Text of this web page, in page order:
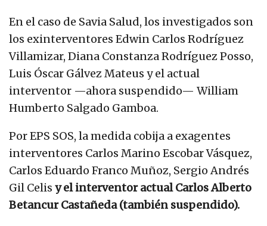
En el caso de Savia Salud, los investigados son
los exinterventores Edwin Carlos Rodríguez
Villamizar, Diana Constanza Rodríguez Posso,
Luis Óscar Gálvez Mateus y el actual
interventor —ahora suspendido— William
Humberto Salgado Gamboa.
Por EPS SOS, la medida cobija a exagentes
interventores Carlos Marino Escobar Vásquez,
Carlos Eduardo Franco Muñoz, Sergio Andrés
Gil Celis y el interventor actual Carlos Alberto
Betancur Castañeda (también suspendido).